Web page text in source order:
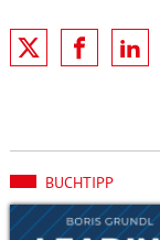
BUCHTIPP